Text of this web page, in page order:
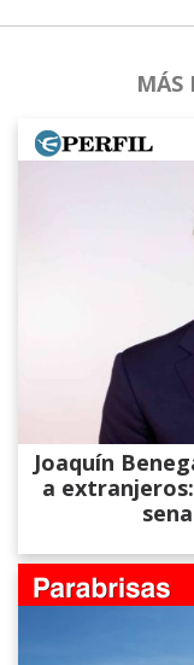
MÁS
Joaquín
a